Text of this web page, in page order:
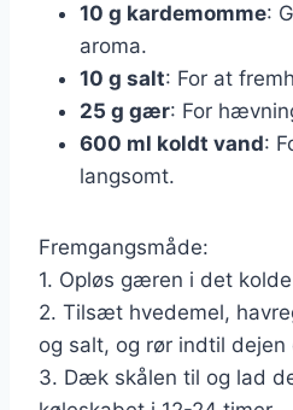
10 g kardemomme:
aroma.
10 g salt: For at
25 g gær: For
600 ml koldt vand:
langsomt.
Fremgangsmåde:
1. Opløs gæren i det
2. Tilsæt hvedemel,
og salt, og rør indtil dejen
3. Dæk skålen til og lad